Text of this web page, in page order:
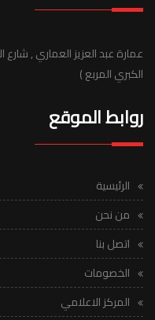
عمارة عبد العزيز العماري ,
الكبري المربع )
روابط الموقع
الرئيسية
من نحن
اتصل بنا
الخصومات
المركز الاعلامي